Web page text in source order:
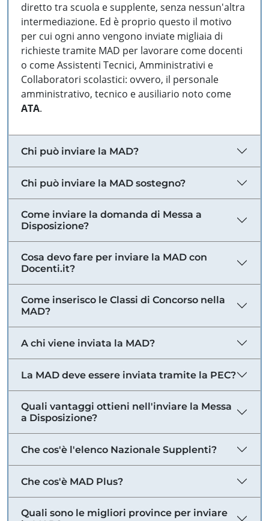
diretto tra scuola e supplente, senza nessun'altra
intermediazione. Ed è proprio questo il motivo
per cui ogni anno vengono inviate migliaia di
richieste tramite MAD per lavorare come docenti
o come Assistenti Tecnici, Amministrativi e
Collaboratori scolastici: ovvero, il personale
amministrativo, tecnico e ausiliario noto come
ATA.
Chi può inviare la MAD?
Chi può inviare la MAD sostegno?
Come inviare la domanda di Messa a
Disposizione?
Cosa devo fare per inviare la MAD con
Docenti.it?
Come inserisco le Classi di Concorso nella
MAD?
A chi viene inviata la MAD?
La MAD deve essere inviata tramite la PEC?
Quali vantaggi ottieni nell'inviare la Messa
a Disposizione?
Che cos'è l'elenco Nazionale Supplenti?
Che cos'è MAD Plus?
Quali sono le migliori province per inviare